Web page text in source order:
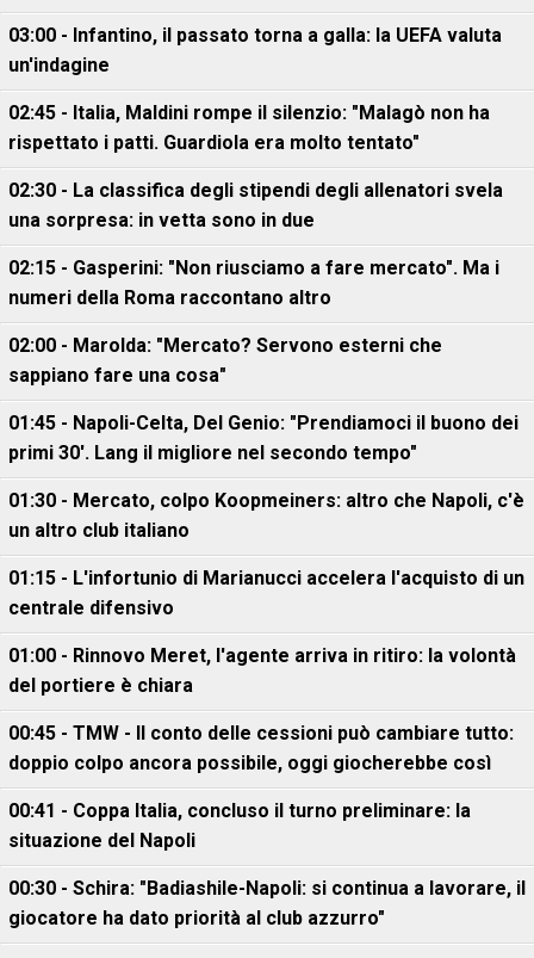
03:00 - Infantino, il passato torna a galla: la UEFA valuta
un'indagine
02:45 - Italia, Maldini rompe il silenzio: "Malagò non ha
rispettato i patti. Guardiola era molto tentato"
02:30 - La classifica degli stipendi degli allenatori svela
una sorpresa: in vetta sono in due
02:15 - Gasperini: "Non riusciamo a fare mercato". Ma i
numeri della Roma raccontano altro
02:00 - Marolda: "Mercato? Servono esterni che
sappiano fare una cosa"
01:45 - Napoli-Celta, Del Genio: "Prendiamoci il buono dei
primi 30'. Lang il migliore nel secondo tempo"
01:30 - Mercato, colpo Koopmeiners: altro che Napoli, c'è
un altro club italiano
01:15 - L'infortunio di Marianucci accelera l'acquisto di un
centrale difensivo
01:00 - Rinnovo Meret, l'agente arriva in ritiro: la volontà
del portiere è chiara
00:45 - TMW - Il conto delle cessioni può cambiare tutto:
doppio colpo ancora possibile, oggi giocherebbe così
00:41 - Coppa Italia, concluso il turno preliminare: la
situazione del Napoli
00:30 - Schira: "Badiashile-Napoli: si continua a lavorare, il
giocatore ha dato priorità al club azzurro"